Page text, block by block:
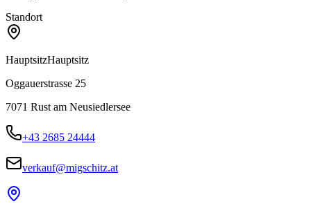
Standort
HauptsitzHauptsitz
Oggauerstrasse 25
7071 Rust am Neusiedlersee
+43 2685 24444
verkauf@migschitz.at